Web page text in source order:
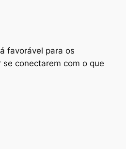
favorável para os
se conectarem com o que